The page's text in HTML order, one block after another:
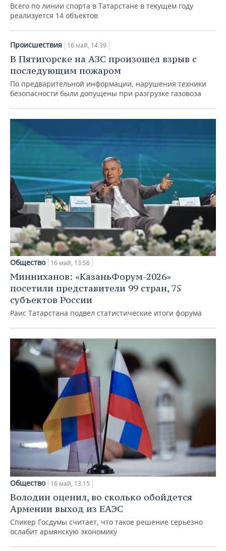
Всего по линии спорта в Татарстане в текущем году
реализуется 14 объектов
Происшествия 16 май, 14:39
В Пятигорске на АЗС произошел взрыв с
последующим пожаром
По предварительной информации, нарушения техники
безопасности были допущены при разгрузке газовоза
Общество 16 май, 13:56
Минниханов: «КазаньФорум-2026»
посетили представители 99 стран, 75
субъектов России
Раис Татарстана подвел статистические итоги форума
Общество 16 май, 13:15
Володин оценил, во сколько обойдется
Армении выход из ЕАЭС
Спикер Госдумы считает, что такое решение серьезно
ослабит армянскую экономику